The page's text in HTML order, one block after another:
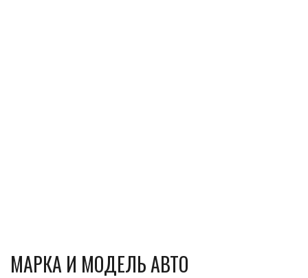
МАРКА И МОДЕЛЬ АВТО